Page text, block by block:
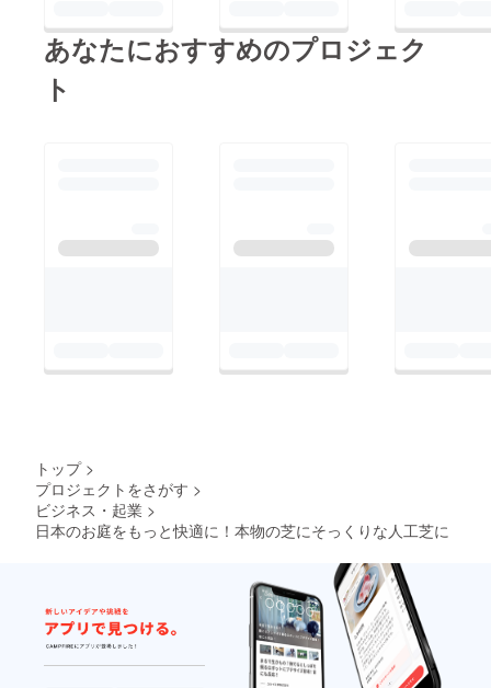
あなたにおすすめのプロジェク
ト
トップ >
プロジェクトをさがす >
ビジネス・起業 >
日本のお庭をもっと快適に！本物の芝にそっくりな人工芝に